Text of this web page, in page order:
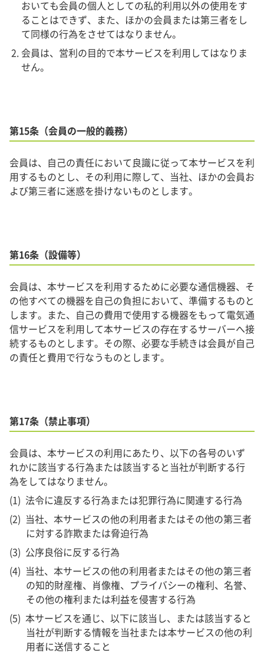
おいても会員の個人としての私的利用以外の使用をす
ることはできず、また、ほかの会員または第三者をし
て同様の行為をさせてはなりません。
会員は、営利の目的で本サービスを利用してはなりま
せん。
第15条（会員の一般的義務）
会員は、自己の責任において良識に従って本サービスを利
用するものとし、その利用に際して、当社、ほかの会員お
よび第三者に迷惑を掛けないものとします。
第16条（設備等）
会員は、本サービスを利用するために必要な通信機器、そ
の他すべての機器を自己の負担において、準備するものと
します。また、自己の費用で使用する機器をもって電気通
信サービスを利用して本サービスの存在するサーバーへ接
続するものとします。その際、必要な手続きは会員が自己
の責任と費用で行なうものとします。
第17条（禁止事項）
会員は、本サービスの利用にあたり、以下の各号のいず
れかに該当する行為または該当すると当社が判断する行
為をしてはなりません。
法令に違反する行為または犯罪行為に関連する行為
当社、本サービスの他の利用者またはその他の第三者
に対する詐欺または脅迫行為
公序良俗に反する行為
当社、本サービスの他の利用者またはその他の第三者
の知的財産権、肖像権、プライバシーの権利、名誉、
その他の権利または利益を侵害する行為
本サービスを通じ、以下に該当し、または該当すると
当社が判断する情報を当社または本サービスの他の利
用者に送信すること